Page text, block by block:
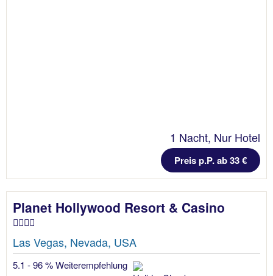
1 Nacht, Nur Hotel
Preis p.P. ab 33 €
Planet Hollywood Resort & Casino
Las Vegas, Nevada, USA
5.1 - 96 % Weiterempfehlung